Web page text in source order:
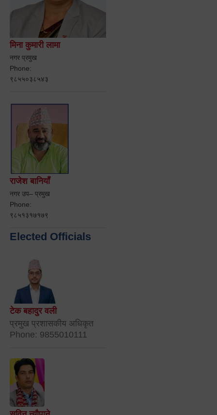
मिना कुमारी लामा
नगर प्रमुख
Phone:
९८५५०३८५४३
राजेश बानियाँ
नगर उप– प्रमुख
Phone:
९८५१३१७१७९
Elected Officials
टेक बहादुर वली
प्रमुख प्रशासकीय अधिकृत
Phone: 9855010111